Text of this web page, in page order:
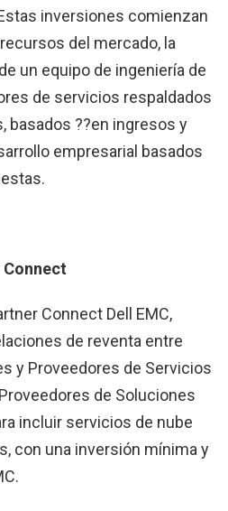
inversiones comienzan
del mercado, la
un equipo de ingeniería de
de servicios respaldados
basados ??en ingresos y
empresarial basados
Connect Dell EMC,
de reventa entre
y Proveedores de Servicios
de Soluciones
incluir servicios de nube
con una inversión mínima y